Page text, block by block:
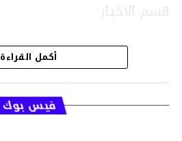
قسم الاخبـار
أكمل القراءة
فيس بوك